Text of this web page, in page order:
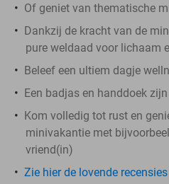
Of geniet van thematische
Dankzij de kracht van de
pure weldaad voor lichaam
Beleef een ultiem dagje
Een badjas en handdoek
Kom volledig tot rust en
minivakantie met
vriend(in)
Zie hier de lovende recensies